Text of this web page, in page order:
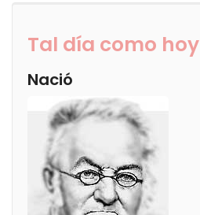
Tal día como hoy
Nació